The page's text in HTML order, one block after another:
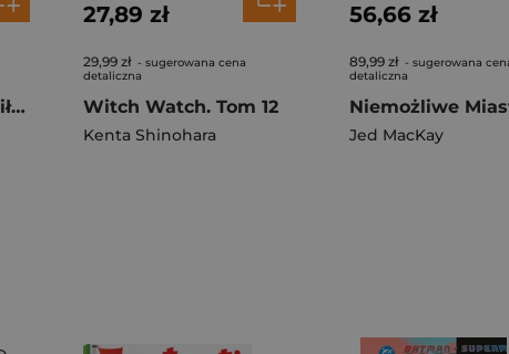
Cicha piosenka o miłości. Tom 10
27,89 zł
29,99 zł - sugerowana cena
detaliczna
Witch Watch. Tom 12
Kenta Shinohara
56,66 zł
89,99 zł - sugerowana
detaliczna
Jed MacKay